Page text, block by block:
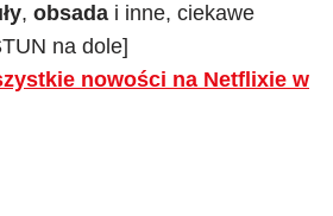
, obsada i inne, ciekawe
na dole]
nowości na Netflixie w